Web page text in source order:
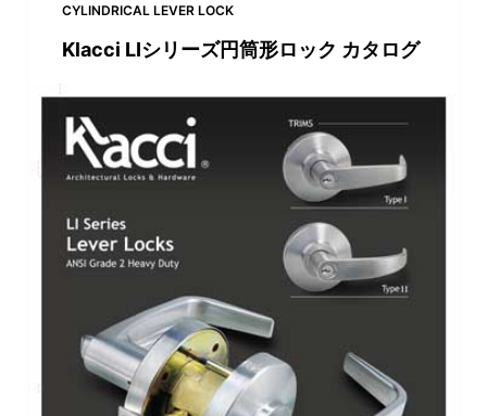
CYLINDRICAL LEVER LOCK
Klacci LIシリーズ円筒形ロック カタログ